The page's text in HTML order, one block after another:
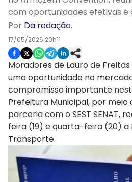
com oportunidades efetivas e
Por Da redação.
17/05/2026 20h11
Moradores de Lauro de
uma oportunidade no
compromisso importante
Prefeitura Municipal, por meio
parceria com o SEST SENAT,
feira (19) e quarta-feira (20) a
Transporte.